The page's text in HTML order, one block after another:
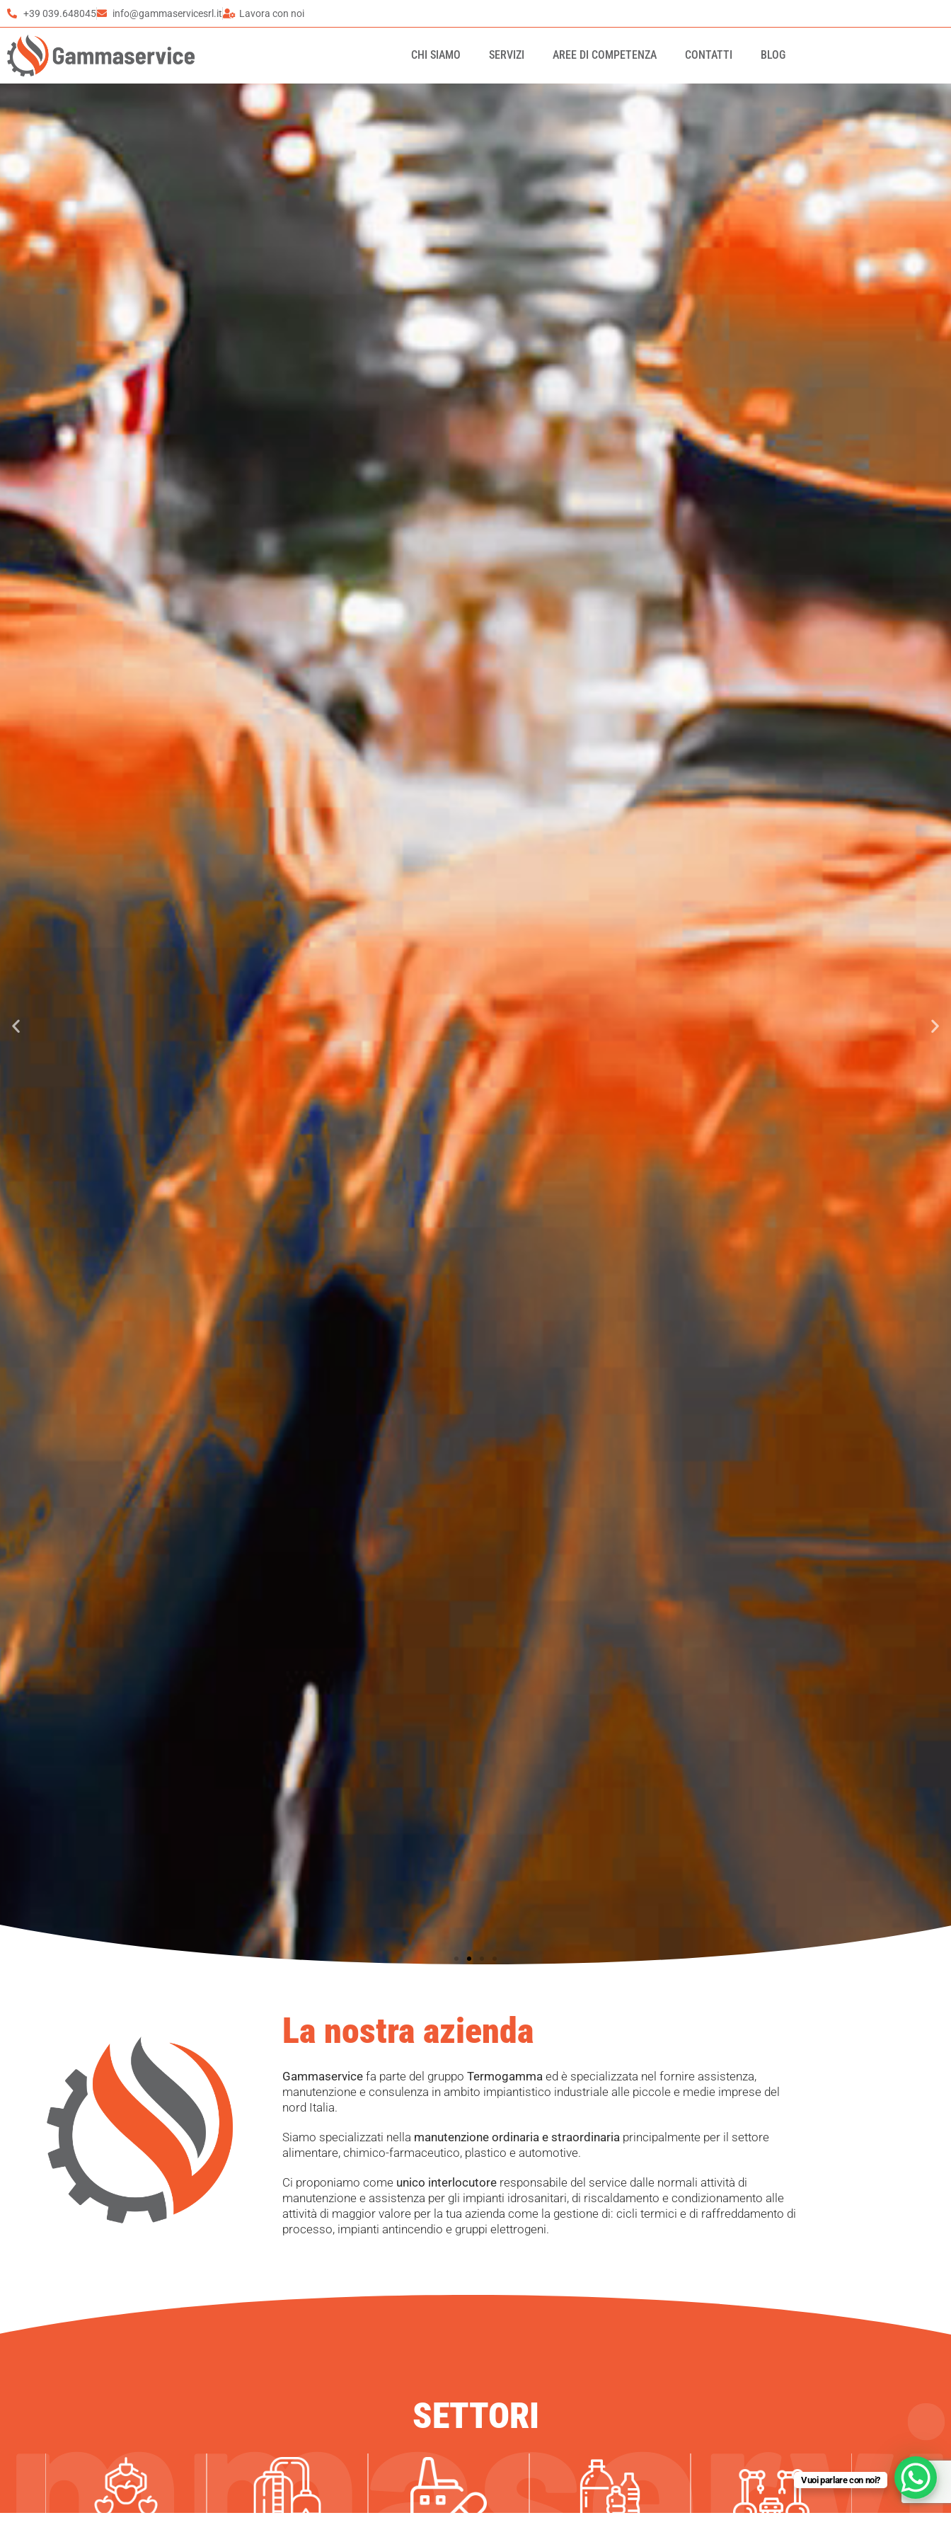
+39 039.648045 info@gammaservicesrl.it Lavora con noi
CHI SIAMO SERVIZI AREE DI COMPETENZA CONTATTI BLOG
La nostra azienda
Gammaservicefa parte del gruppo Termogammaed è specializzata nel fornire assistenza,
manutenzione e consulenza in ambito impiantistico industriale alle piccole e medie imprese del
nord Italia.
Siamo specializzati nella manutenzione ordinaria e straordinariaprincipalmente per il settore
alimentare, chimico-farmaceutico, plastico e automotive.
Ci proponiamo come unico interlocutoreresponsabile del service dalle normali attività di
manutenzione e assistenza per gli impianti idrosanitari, di riscaldamento e condizionamento alle
attività di maggior valore per la tua azienda come la gestione di: cicli termici e di raffreddamento di
processo, impianti antincendio e gruppi elettrogeni.
SETTORI
Vuoi parlare con noi?